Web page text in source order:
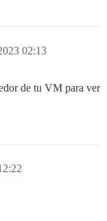
bits
02:13
de tu VM para ver